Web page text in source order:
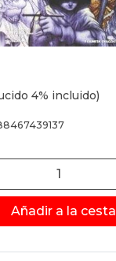
4% incluido)
Añadir a la cesta